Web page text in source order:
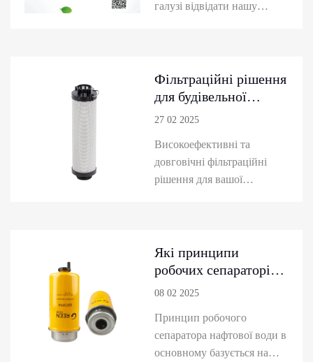
галузі відвідати нашу
Дізнайтеся про наші
останні інновації,
та інші фільтри, та вивчіть,
як рішення Green Filter
сприяють ефективності,
Фільтраційні рішення
для будівельної
машини
27 02 2025
Високоефективні та
довговічні фільтраційні
рішення для вашої
високоякісних
фільтраційних рішень для
провідних виробників і
пропонують оптимальні
показники навіть у суворих
Які принципи
робочих сепараторів
паливних вод?
08 02 2025
Принцип робочого
сепаратора нафтової води в
основному базується на